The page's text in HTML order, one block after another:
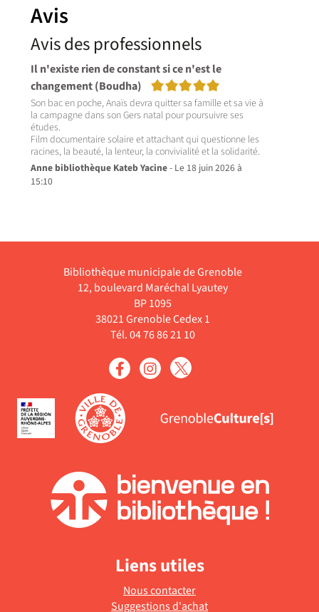
Avis
Avis des professionnels
Il n'existe rien de constant si ce n'est le
changement (Boudha)
5/5
Son bac en poche, Anaïs devra quitter sa famille et sa vie à
la campagne dans son Gers natal pour poursuivre ses
études.
Film documentaire solaire et attachant qui questionne les
racines, la beauté, la lenteur, la convivialité et la solidarité.
Anne bibliothèque Kateb Yacine- Le 18 juin 2026 à
15:10
Bibliothèque municipale de Grenoble
12, boulevard Maréchal Lyautey
BP 1095
38021 Grenoble Cedex 1
Tél. 04 76 86 21 10
Liens utiles
Nous contacter
Suggestions d'achat